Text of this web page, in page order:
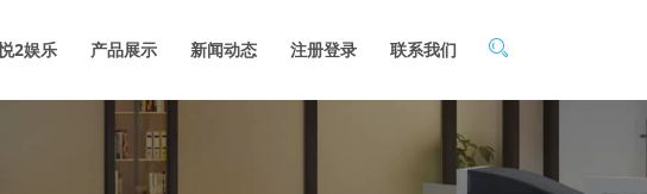
2娱乐 产品展示 新闻动态 注册登录 联系我们